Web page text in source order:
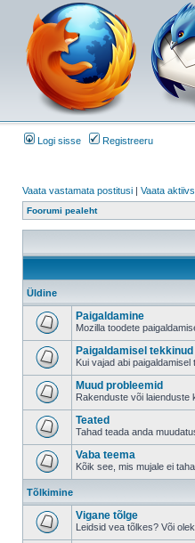
Logi sisse Registreeru
Vaata vastamata postitusi | Vaata
Foorumi pealeht
Üldine
Paigaldamine
Mozilla toodete
Paigaldamisel
Kui vajad abi
Muud probleemid
Rakenduste või laienduste
Teated
Tahad teada anda
Vaba teema
Kõik see, mis mujale ei
Tõlkimine
Vigane tõlge
Leidsid vea tõlkes? Või